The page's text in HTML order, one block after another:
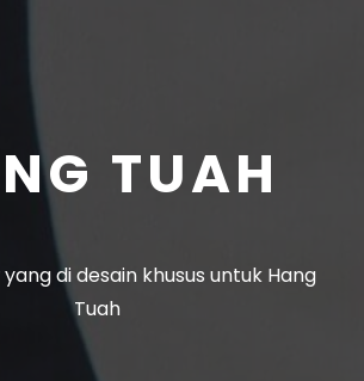
TUAH
di desain khusus untuk Hang
Tuah